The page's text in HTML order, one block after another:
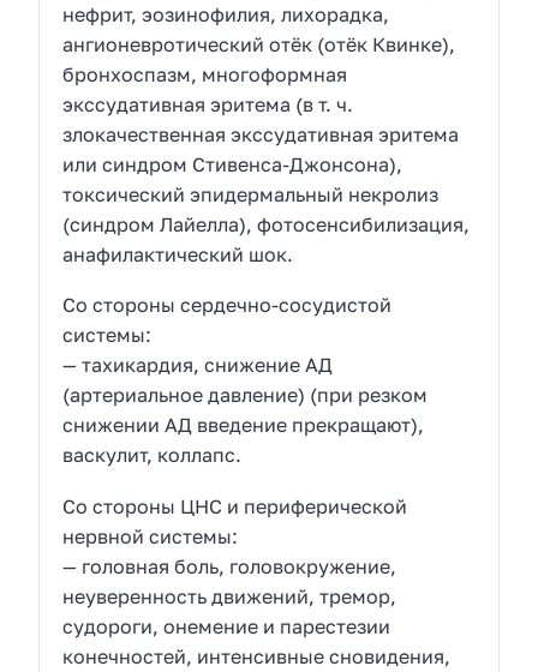
нефрит, эозинофилия, лихорадка,
ангионевротический отёк (отёк Квинке),
бронхоспазм, многоформная
экссудативная эритема (в т. ч.
злокачественная экссудативная эритема
или синдром Стивенса-Джонсона),
токсический эпидермальный некролиз
(синдром Лайелла), фотосенсибилизация,
анафилактический шок.
Со стороны сердечно-сосудистой
системы:
— тахикардия, снижение АД
(артериальное давление) (при резком
снижении АД введение прекращают),
васкулит, коллапс.
Со стороны ЦНС и периферической
нервной системы:
— головная боль, головокружение,
неуверенность движений, тремор,
судороги, онемение и парестезии
конечностей, интенсивные сновидения,